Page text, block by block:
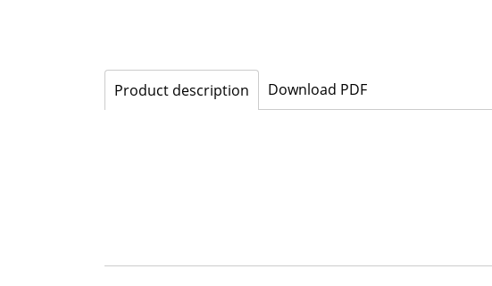
Product description Download PDF